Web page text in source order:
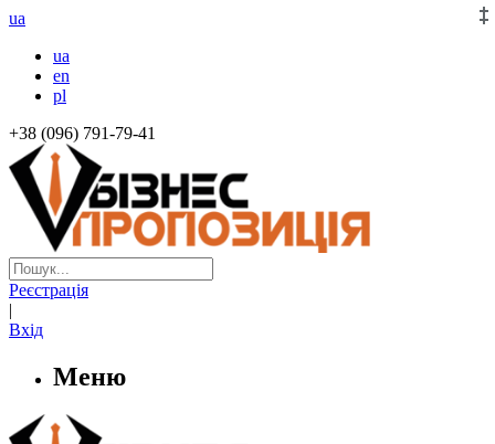
ua
ua
en
pl
+38 (096) 791-79-41
Реєстрація
|
Вхід
Меню